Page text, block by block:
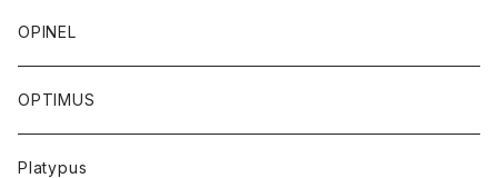
OPINEL
OPTIMUS
Platypus